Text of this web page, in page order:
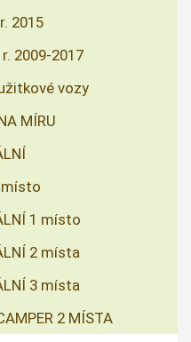
2015
2009-2017
vozy
MÍRU
místo
1 místo
2 místa
3 místa
2 MÍSTA